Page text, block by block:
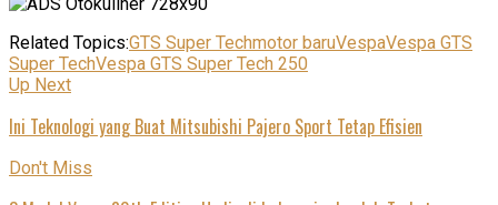
Related Topics:GTS Super Techmotor baruVespaVespa GTS
Super TechVespa GTS Super Tech 250
Up Next
Ini Teknologi yang Buat Mitsubishi Pajero Sport Tetap Efisien
Don't Miss